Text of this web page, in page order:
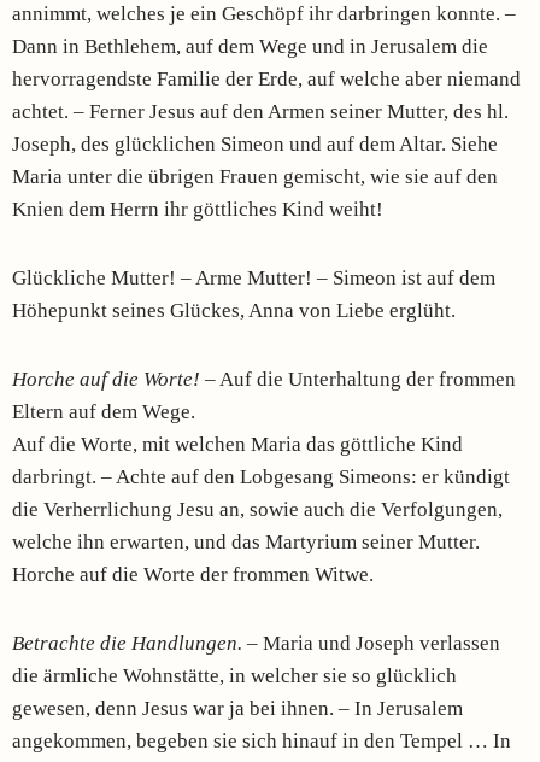
annimmt, welches je ein Geschöpf ihr darbringen konnte. –
Dann in Bethlehem, auf dem Wege und in Jerusalem die
hervorragendste Familie der Erde, auf welche aber niemand
achtet. – Ferner Jesus auf den Armen seiner Mutter, des hl.
Joseph, des glücklichen Simeon und auf dem Altar. Siehe
Maria unter die übrigen Frauen gemischt, wie sie auf den
Knien dem Herrn ihr göttliches Kind weiht!
Glückliche Mutter! – Arme Mutter! – Simeon ist auf dem
Höhepunkt seines Glückes, Anna von Liebe erglüht.
Horche auf die Worte! – Auf die Unterhaltung der frommen
Eltern auf dem Wege.
Auf die Worte, mit welchen Maria das göttliche Kind
darbringt. – Achte auf den Lobgesang Simeons: er kündigt
die Verherrlichung Jesu an, sowie auch die Verfolgungen,
welche ihn erwarten, und das Martyrium seiner Mutter.
Horche auf die Worte der frommen Witwe.
Betrachte die Handlungen. – Maria und Joseph verlassen
die ärmliche Wohnstätte, in welcher sie so glücklich
gewesen, denn Jesus war ja bei ihnen. – In Jerusalem
angekommen, begeben sie sich hinauf in den Tempel … In